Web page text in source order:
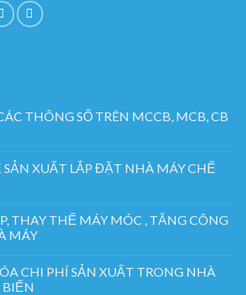
THÔNG SỐ TRÊN MCCB, MCB, CB
XUẤT LẮP ĐẶT NHÀ MÁY CHẾ
THAY THẾ MÁY MÓC , TĂNG CÔNG
MÁY
CHI PHÍ SẢN XUẤT TRONG NHÀ
BIẾN